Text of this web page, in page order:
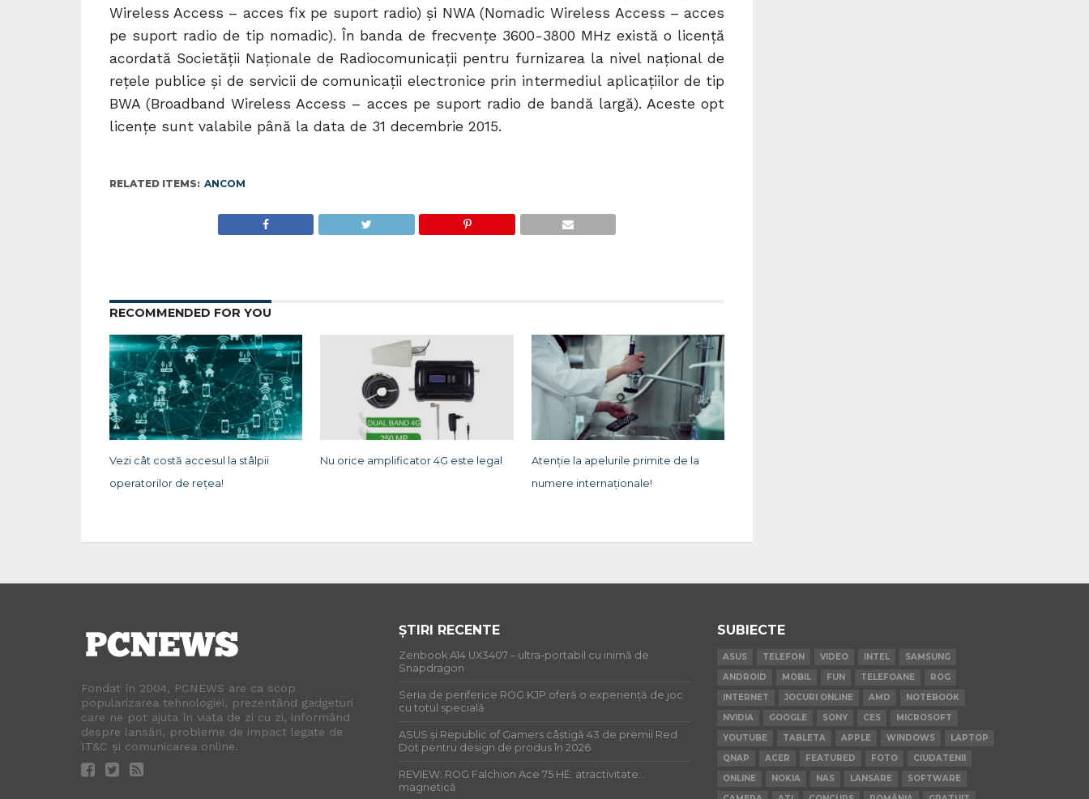
Wireless Access – acces fix pe suport radio) şi NWA (Nomadic Wireless Access – acces
pe suport radio de tip nomadic). În banda de frecvenţe 3600-3800 MHz există o licenţă
acordată Societăţii Naţionale de Radiocomunicaţii pentru furnizarea la nivel naţional de
reţele publice şi de servicii de comunicaţii electronice prin intermediul aplicaţiilor de tip
BWA (Broadband Wireless Access – acces pe suport radio de bandă largă). Aceste opt
licențe sunt valabile până la data de 31 decembrie 2015.
RELATED ITEMS: ANCOM
RECOMMENDED FOR YOU
Vezi cât costă accesul la stâlpii
operatorilor de rețea!
Nu orice amplificator 4G este legal
Atenție la apelurile primite de la
numere internaționale!
Fondat în 2004, PCNEWS are ca scop
popularizarea tehnologiei, prezentând gadgeturi
care ne pot ajuta în viața de zi cu zi, informând
despre lansări, probleme de impact legate de
IT&C și comunicarea online.
ȘTIRI RECENTE
Zenbook A14 UX3407 – ultra-portabil cu inimă de
Snapdragon
Seria de periferice ROG KJP oferă o experiență de joc
cu totul specială
ASUS și Republic of Gamers câștigă 43 de premii Red
Dot pentru design de produs în 2026
REVIEW: ROG Falchion Ace 75 HE: atractivitate…
magnetică
SUBIECTE
ASUS TELEFON VIDEO INTEL
SAMSUNG
ANDROID
MOBIL FUN TELEFOANE
ROG
INTERNET
JOCURI ONLINE AMD
NOTEBOOK
NVIDIA
GOOGLE SONY CES
MICROSOFT
YOUTUBE
TABLETA APPLE WINDOWS
LAPTOP
QNAP
ACER FEATURED FOTO
CIUDATENII
ONLINE
NOKIA NAS LANSARE
SOFTWARE